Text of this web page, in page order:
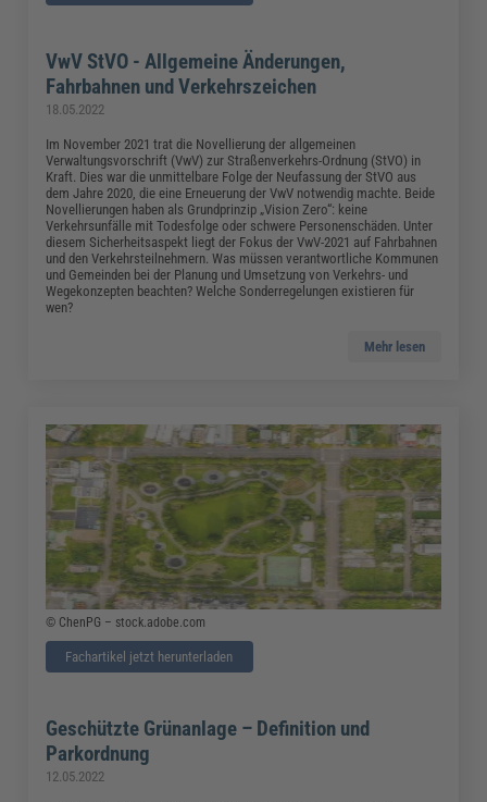
VwV StVO - Allgemeine Änderungen,
Fahrbahnen und Verkehrszeichen
18.05.2022
Im November 2021 trat die Novellierung der allgemeinen
Verwaltungsvorschrift (VwV) zur Straßenverkehrs-Ordnung (StVO) in
Kraft. Dies war die unmittelbare Folge der Neufassung der StVO aus
dem Jahre 2020, die eine Erneuerung der VwV notwendig machte. Beide
Novellierungen haben als Grundprinzip „Vision Zero“: keine
Verkehrsunfälle mit Todesfolge oder schwere Personenschäden. Unter
diesem Sicherheitsaspekt liegt der Fokus der VwV-2021 auf Fahrbahnen
und den Verkehrsteilnehmern. Was müssen verantwortliche Kommunen
und Gemeinden bei der Planung und Umsetzung von Verkehrs- und
Wegekonzepten beachten? Welche Sonderregelungen existieren für
wen?
Mehr lesen
© ChenPG – stock.adobe.com
Fachartikel jetzt herunterladen
Geschützte Grünanlage – Definition und
Parkordnung
12.05.2022